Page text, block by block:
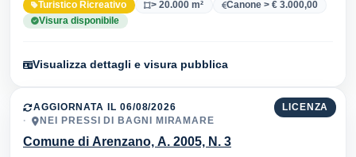
Turistico Ricreativo > 20.000 m²
Canone > € 3.000,00
Visura disponibile
Visualizza dettagli e visura pubblica
LICENZA
AGGIORNATA IL 06/08/2026
NEI PRESSI DI BAGNI MIRAMARE
Comune di Arenzano, A. 2005, N. 3